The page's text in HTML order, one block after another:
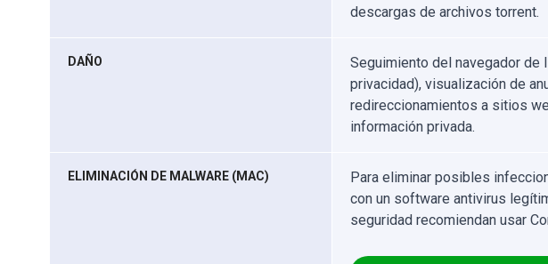
descargas de archivos torrent.
DAÑO
Seguimiento del navegador
privacidad), visualización de
redireccionamientos a sitios
información privada.
ELIMINACIÓN DE MALWARE (MAC)
Para eliminar posibles
con un software antivirus
seguridad recomiendan usar